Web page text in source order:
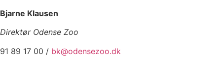
Bjarne Klausen
Direktør Odense Zoo
91 89 17 00 / bk@odensezoo.dk